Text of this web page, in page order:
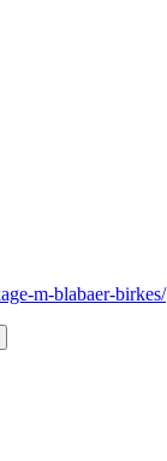
m-blabaer-birkes/